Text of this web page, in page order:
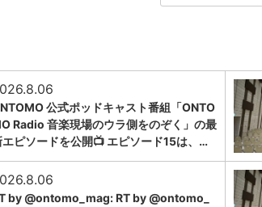
公式ポッドキャスト番組「ONTO
Radio 音楽現場のウラ側をのぞく」の最
エピソードを公開📺 エピソード15は、…
by @ontomo_mag: RT by @ontomo_